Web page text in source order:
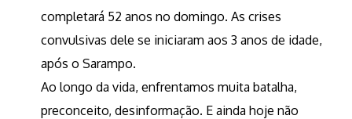
completará 52 anos no domingo. As crises
convulsivas dele se iniciaram aos 3 anos de idade,
após o Sarampo.
Ao longo da vida, enfrentamos muita batalha,
preconceito, desinformação. E ainda hoje não